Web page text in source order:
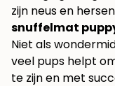
zijn neus en
snuffelmat
Niet als
veel pups helpt
te zijn en met